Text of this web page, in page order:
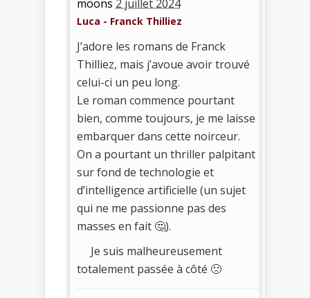
moons 2 juillet 2024
Luca - Franck Thilliez
J’adore les romans de Franck
Thilliez, mais j’avoue avoir trouvé
celui-ci un peu long.
Le roman commence pourtant
bien, comme toujours, je me laisse
embarquer dans cette noirceur.
On a pourtant un thriller palpitant
sur fond de technologie et
d’intelligence artificielle (un sujet
qui ne me passionne pas des
masses en fait 🤔).
Je suis malheureusement
totalement passée à côté 🙁